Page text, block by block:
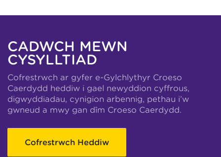
CADWCH MEWN
CYSYLLTIAD
Cofrestrwch ar gyfer e-Gylchlythyr Croeso
Caerdydd heddiw i gael newyddion cyffrous,
digwyddiadau, cynigion arbennig, pethau i’w
gwneud a mwy gan dîm Croeso Caerdydd.
Cofrestrwch Heddiw